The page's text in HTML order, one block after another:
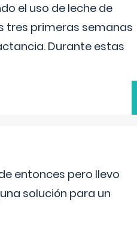
el uso de leche de
tres primeras semanas
Durante estas
entonces pero llevo
solución para un